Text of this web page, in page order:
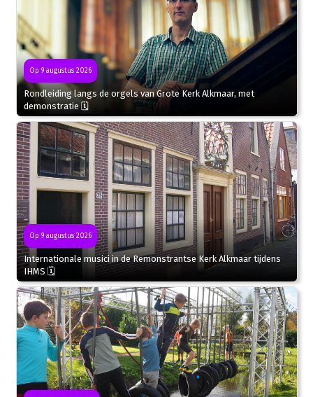
Op 9 augustus 2026
Rondleiding langs de orgels van Grote Kerk Alkmaar, met
demonstratie 🗓
Op 9 augustus 2026
Internationale musici in de Remonstrantse Kerk Alkmaar tijdens
IHMS 🗓